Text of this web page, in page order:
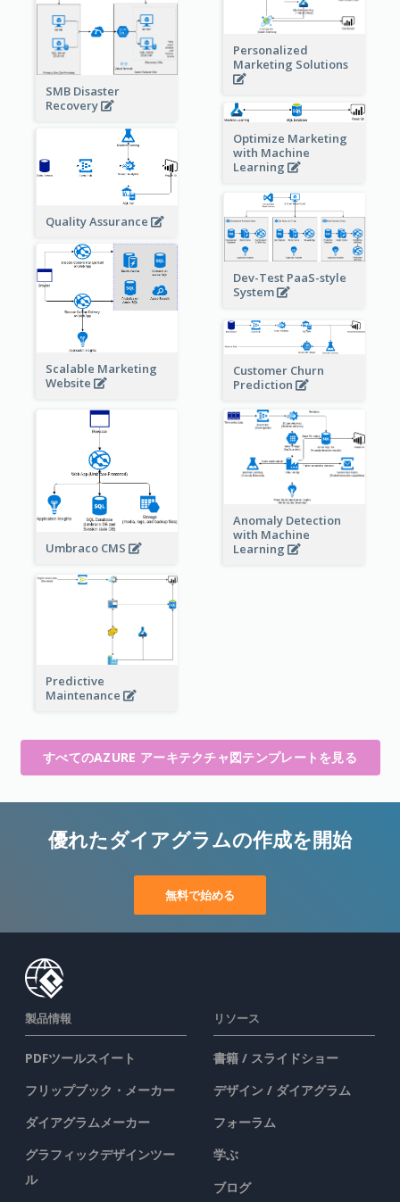
Personalized
Marketing Solutions
SMB Disaster
Recovery
Optimize Marketing
with Machine
Learning
Quality Assurance
Dev-Test PaaS-style
System
Scalable Marketing
Website
Customer Churn
Prediction
Umbraco CMS
Anomaly Detection
with Machine
Learning
Predictive
Maintenance
すべてのAZURE アーキテクチャ図テンプレートを見る
優れたダイアグラムの作成を開始
無料で始める
製品情報
PDFツールスイート
フリップブック・メーカー
ダイアグラムメーカー
グラフィックデザインツー
ル
リソース
書籍 / スライドショー
デザイン / ダイアグラム
フォーラム
学ぶ
ブログ